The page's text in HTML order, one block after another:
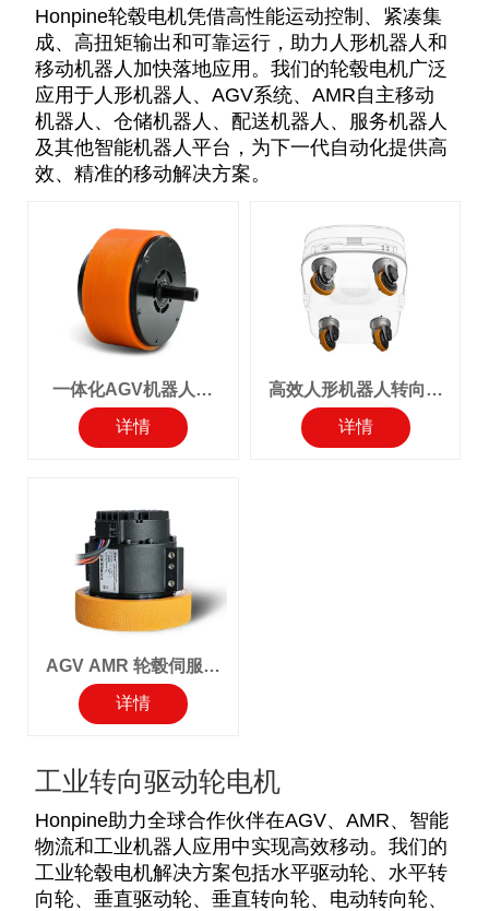
Honpine轮毂电机凭借高性能运动控制、紧凑集
成、高扭矩输出和可靠运行，助力人形机器人和
移动机器人加快落地应用。我们的轮毂电机广泛
应用于人形机器人、AGV系统、AMR自主移动
机器人、仓储机器人、配送机器人、服务机器人
及其他智能机器人平台，为下一代自动化提供高
效、精准的移动解决方案。
一体化AGV机器人伺
服轮毂电机
详情
高效人形机器人转向四
轮关节模组
详情
AGV AMR 轮毂伺服轮
电机
详情
工业转向驱动轮电机
Honpine助力全球合作伙伴在AGV、AMR、智能
物流和工业机器人应用中实现高效移动。我们的
工业轮毂电机解决方案包括水平驱动轮、水平转
向轮、垂直驱动轮、垂直转向轮、电动转向轮、